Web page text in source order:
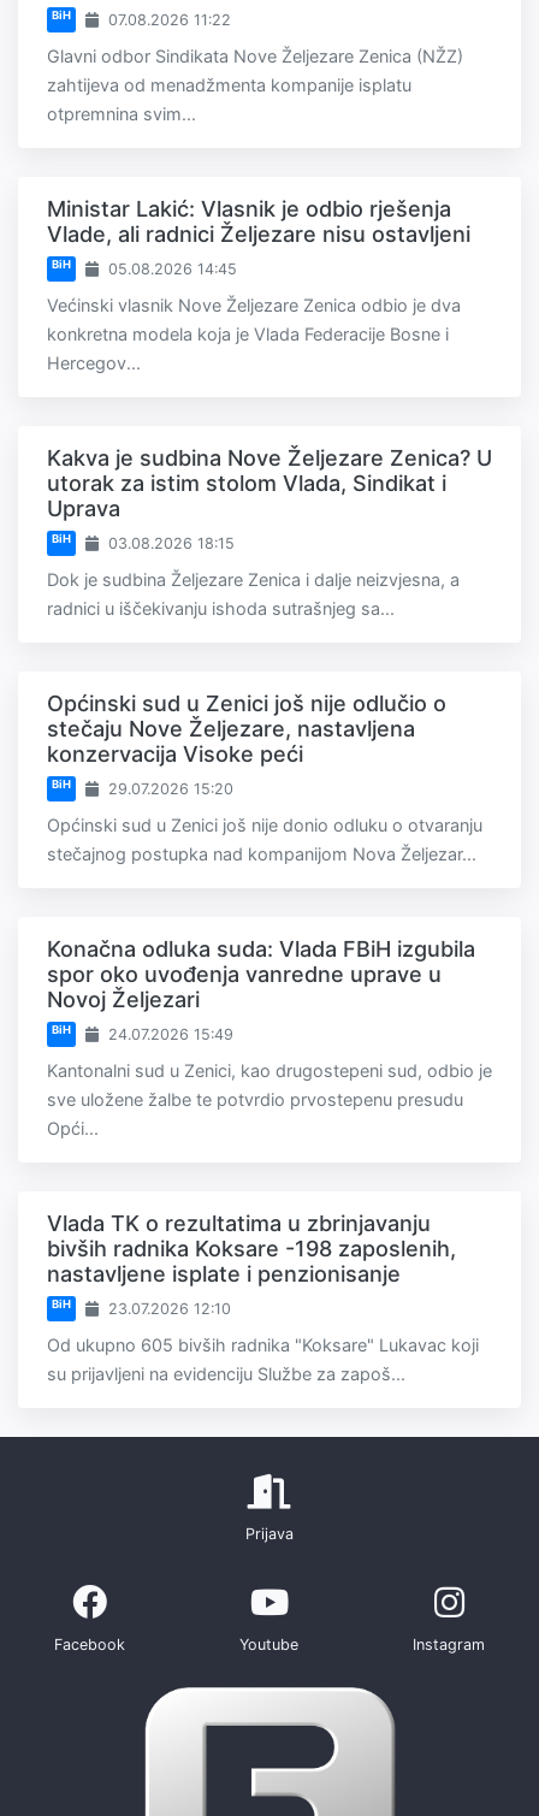
BiH 07.08.2026 11:22
Glavni odbor Sindikata Nove Željezare Zenica (NŽZ)
zahtijeva od menadžmenta kompanije isplatu
otpremnina svim...
Ministar Lakić: Vlasnik je odbio rješenja
Vlade, ali radnici Željezare nisu ostavljeni
BiH 05.08.2026 14:45
Većinski vlasnik Nove Željezare Zenica odbio je dva
konkretna modela koja je Vlada Federacije Bosne i
Hercegov...
Kakva je sudbina Nove Željezare Zenica? U
utorak za istim stolom Vlada, Sindikat i
Uprava
BiH 03.08.2026 18:15
Dok je sudbina Željezare Zenica i dalje neizvjesna, a
radnici u iščekivanju ishoda sutrašnjeg sa...
Općinski sud u Zenici još nije odlučio o
stečaju Nove Željezare, nastavljena
konzervacija Visoke peći
BiH 29.07.2026 15:20
Općinski sud u Zenici još nije donio odluku o otvaranju
stečajnog postupka nad kompanijom Nova Željezar...
Konačna odluka suda: Vlada FBiH izgubila
spor oko uvođenja vanredne uprave u
Novoj Željezari
BiH 24.07.2026 15:49
Kantonalni sud u Zenici, kao drugostepeni sud, odbio je
sve uložene žalbe te potvrdio prvostepenu presudu
Opći...
Vlada TK o rezultatima u zbrinjavanju
bivših radnika Koksare -198 zaposlenih,
nastavljene isplate i penzionisanje
BiH 23.07.2026 12:10
Od ukupno 605 bivših radnika "Koksare" Lukavac koji
su prijavljeni na evidenciju Službe za zapoš...
Prijava
Facebook Youtube Instagram